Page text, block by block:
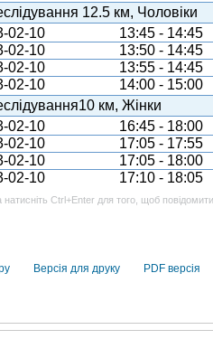
12.5 км, Чоловіки
02-10
13:45 - 14:45
02-10
13:50 - 14:45
02-10
13:55 - 14:45
02-10
14:00 - 15:00
км, Жінки
02-10
16:45 - 18:00
02-10
17:05 - 17:55
02-10
17:05 - 18:00
02-10
17:10 - 18:05
натисніть Ctrl+Enter для того, щоб
Версія для друку PDF версія